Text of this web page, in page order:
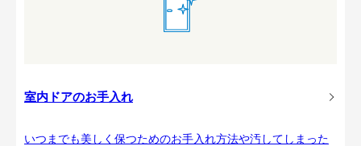
室内ドアのお手入れ
いつまでも美しく保つためのお手入れ方法や汚してしまった